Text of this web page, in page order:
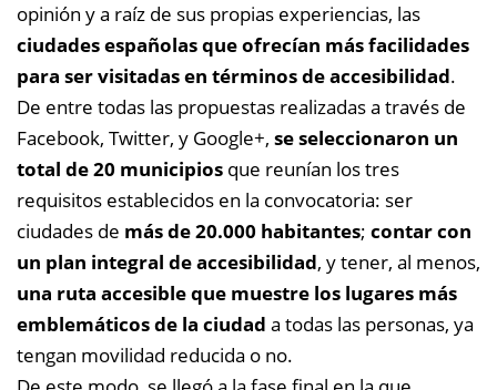
opinión y a raíz de sus propias experiencias, las
ciudades españolas que ofrecían más facilidades
para ser visitadas en términos de accesibilidad.
De entre todas las propuestas realizadas a través de
Facebook, Twitter, y Google+, se seleccionaron un
total de 20 municipios que reunían los tres
requisitos establecidos en la convocatoria: ser
ciudades de más de 20.000 habitantes; contar con
un plan integral de accesibilidad, y tener, al menos,
una ruta accesible que muestre los lugares más
emblemáticos de la ciudad a todas las personas, ya
tengan movilidad reducida o no.